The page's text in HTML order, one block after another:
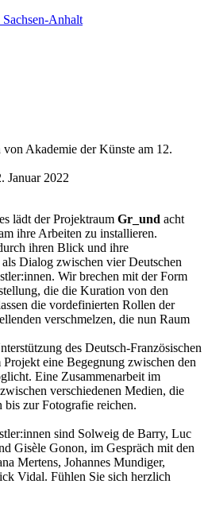
Anhalt
von Akademie der Künste am 12.
Januar 2022
lädt der Projektraum Gr_und acht
ihre Arbeiten zu installieren.
ihren Blick und ihre
Dialog zwischen vier Deutschen
Wir brechen mit der Form
die die Kuration von den
die vordefinierten Rollen der
verschmelzen, die nun Raum
des Deutsch-Französischen
eine Begegnung zwischen den
Eine Zusammenarbeit im
verschiedenen Medien, die
zur Fotografie reichen.
sind Solweig de Barry, Luc
Gisèle Gonon, im Gespräch mit den
Mertens, Johannes Mundiger,
Vidal. Fühlen Sie sich herzlich